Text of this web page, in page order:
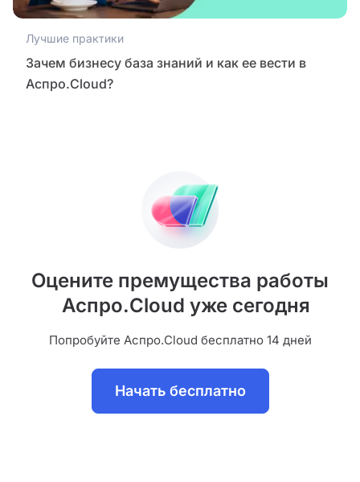
Лучшие практики
Зачем бизнесу база знаний и как ее вести в
Аспро.Cloud?
Оцените премущества работы
Аспро.Cloud уже сегодня
Попробуйте Аспро.Cloud бесплатно 14 дней
Начать бесплатно